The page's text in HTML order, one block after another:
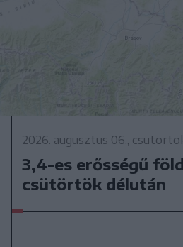
2026. augusztus 06.,
3,4-es erősségű
csütörtök délután